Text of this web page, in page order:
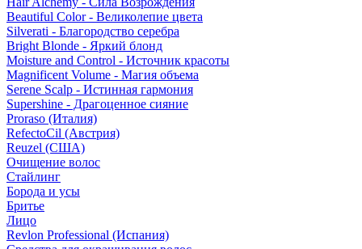
Beautiful Color - Великолепие цвета
Silverati - Благородство серебра
Bright Blonde - Яркий блонд
Moisture and Control - Источник красоты
Magnificent Volume - Магия объема
Serene Scalp - Истинная гармония
Supershine - Драгоценное сияние
Proraso (Италия)
RefectoCil (Австрия)
Reuzel (США)
Очищение волос
Стайлинг
Борода и усы
Бритье
Лицо
Revlon Professional (Испания)